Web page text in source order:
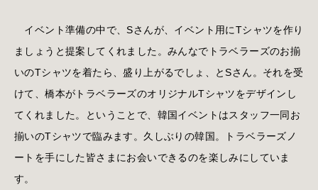
イベント準備の中で、Sさんが、イベント用にTシャツを作り
ましょうと提案してくれました。みんなでトラベラーズのお揃
いのTシャツを着たら、盛り上がるでしょ、とSさん。それを受
けて、橋本がトラベラーズのオリジナルTシャツをデザインし
てくれました。ということで、韓国イベントはスタッフ一同お
揃いのTシャツで臨みます。久しぶりの韓国。トラベラーズノ
ートを手にした皆さまにお会いできるのを楽しみにしていま
す。